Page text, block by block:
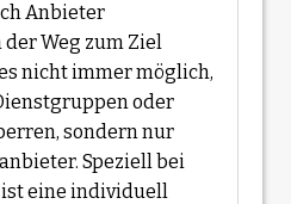
Anbieter
Weg zum Ziel
nicht immer möglich,
oder
sondern nur
Speziell bei
eine individuell